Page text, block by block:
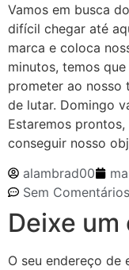
Vamos em busca
difícil chegar até
marca e coloca
minutos, temos
prometer ao nosso
de lutar. Domingo
Estaremos
conseguir nosso
alambrad00
Sem Comentários
Deixe
O seu endereço de